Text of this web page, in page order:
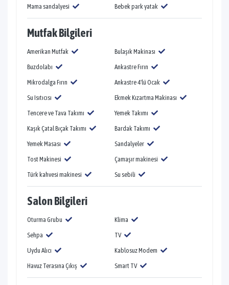
Mama sandalyesi Bebek park yatak
Mutfak Bilgileri
Amerikan Mutfak
Bulaşık Makinası
Buzdolabı
Ankastre Fırın
Mikrodalga Fırın
Ankastre 4'lü Ocak
Su Isıtıcısı
Ekmek Kızartma Makinası
Tencere ve Tava Takımı
Yemek Takımı
Kaşık Çatal Bıçak Takımı
Bardak Takımı
Yemek Masası
Sandalyeler
Tost Makinesi
Çamaşır makinesi
Türk kahvesi makinesi
Su sebili
Salon Bilgileri
Oturma Grubu
Klima
Sehpa
TV
Uydu Alıcı
Kablosuz Modem
Havuz Terasına Çıkış
Smart TV